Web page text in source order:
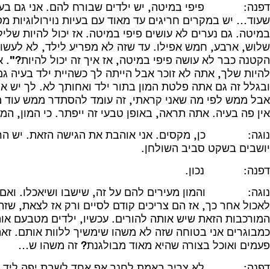
דפנה: פיפי במיטה, יש ילדים שבורח להם. אני גם
שעוד… יש במקרים חריגים עד מאוד עם בעיות נוירולוגיות
במיטה. גם נערים לא עושים פיפי במיטה. אז יכול להיות
שלוש, ארבע, חמש אפילו. עד שזה לא מפריע לילד, לא
הקטנה כבר לא עושה פיפי במיטה, אז איך זה יכול להיות?".
להיות שלך, אתה לא זוכר אבל הייתה לך כשהיית ילד בעיה
ובגלל זה גם אתה פלטת המון בתור ילד ואחותך לא. לך יש
אבל ממש לפי מה שאני קראתי, זה עומד להסתדר ממש עוד
אין פה בעיה. אתה תראה, באופן טבעי זה ייפתר. כי המון,
נוגה: כן, מקסים. אני אוהבת את הגישה הזאת. יש
יושבים בשקט סביב השולחן.
דפנה: נכון.
נוגה: והמון מעירים להם על זה, שישבו ושיאכלו. ואם
לאכול אחר כך, אז הם צריכים קודם לסיים ורק אז לצאת,
המורכבות הזאת שיש אותה להורים. עכשיו, ילדים מטבעם
כמבוגרים אני בטוחה שזה לא משהו שימשיך ללוות אותם.
פעמים ואוכל בצורה שהיא מאוד מבולגנת? זה משהו ש…